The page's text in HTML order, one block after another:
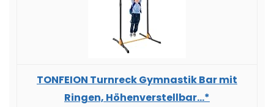
TONFEION Turnreck Gymnastik Bar mit
Ringen, Höhenverstellbar...*